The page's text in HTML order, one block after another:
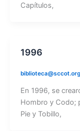
Capítulos,
1996
En 1996, se
Hombro y Codo;
Pie y Tobillo,